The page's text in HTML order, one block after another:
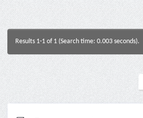
Results 1-1 of 1 (Search time: 0.003 seconds).